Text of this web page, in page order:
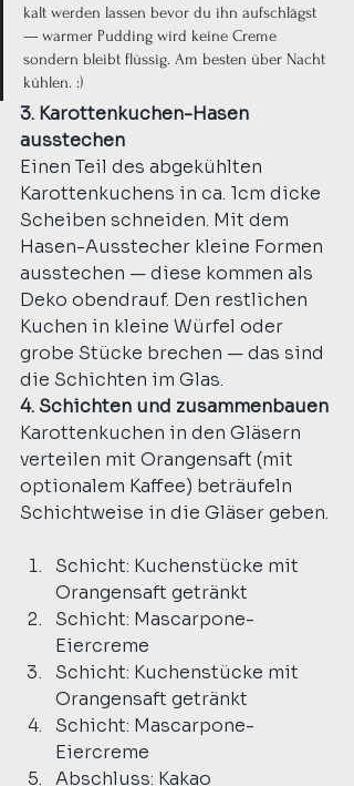
kalt werden lassen bevor du ihn aufschlägst
— warmer Pudding wird keine Creme
sondern bleibt flüssig. Am besten über Nacht
kühlen. :)
3. Karottenkuchen-Hasen
ausstechen
Einen Teil des abgekühlten
Karottenkuchens in ca. 1cm dicke
Scheiben schneiden. Mit dem
Hasen-Ausstecher kleine Formen
ausstechen — diese kommen als
Deko obendrauf. Den restlichen
Kuchen in kleine Würfel oder
grobe Stücke brechen — das sind
die Schichten im Glas.
4. Schichten und zusammenbauen
Karottenkuchen in den Gläsern
verteilen mit Orangensaft (mit
optionalem Kaffee) beträufeln
Schichtweise in die Gläser geben.
Schicht: Kuchenstücke mit
Orangensaft getränkt
Schicht: Mascarpone-
Eiercreme
Schicht: Kuchenstücke mit
Orangensaft getränkt
Schicht: Mascarpone-
Eiercreme
Abschluss: Kakao